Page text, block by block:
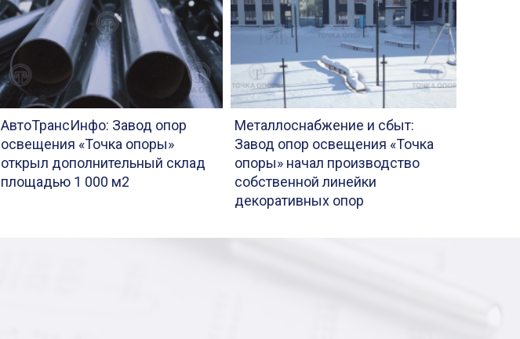
АвтоТрансИнфо: Завод опор
освещения «Точка опоры»
открыл дополнительный склад
площадью 1 000 м2
Металлоснабжение и сбыт:
Завод опор освещения «Точка
опоры» начал производство
собственной линейки
декоративных опор